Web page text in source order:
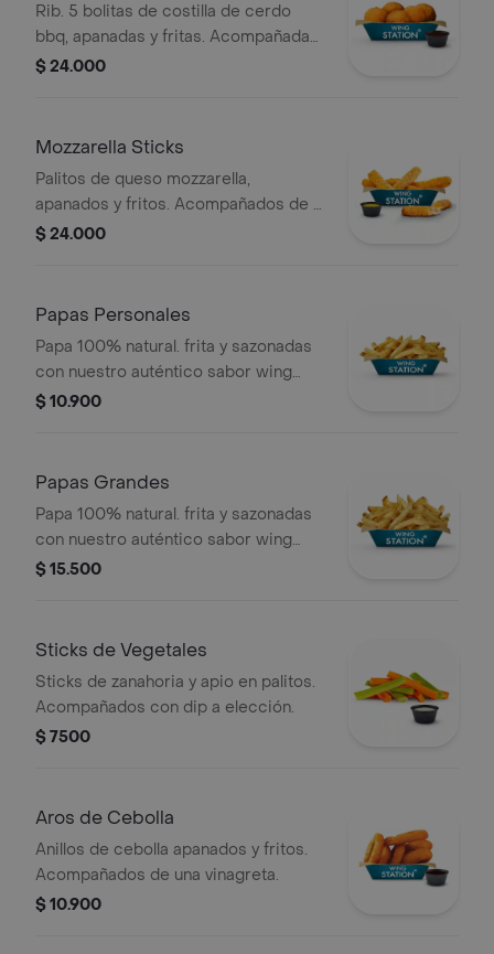
Rib. 5 bolitas de costilla de cerdo
bbq, apanadas y fritas. Acompañadas
de 1 dip.
$ 24.000
Mozzarella Sticks
Palitos de queso mozzarella,
apanados y fritos. Acompañados de 1
dip o salsa a elección.
$ 24.000
Papas Personales
Papa 100% natural. frita y sazonadas
con nuestro auténtico sabor wing
station.
$ 10.900
Papas Grandes
Papa 100% natural. frita y sazonadas
con nuestro auténtico sabor wing
station.
$ 15.500
Sticks de Vegetales
Sticks de zanahoria y apio en palitos.
Acompañados con dip a elección.
$ 7500
Aros de Cebolla
Anillos de cebolla apanados y fritos.
Acompañados de una vinagreta.
$ 10.900